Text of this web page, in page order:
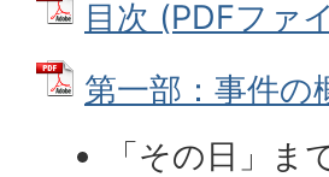
目次 (PDFファ
第一部：事件の
「その日」